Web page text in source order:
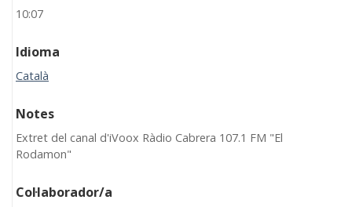
10:07
Idioma
Català
Notes
Extret del canal d'iVoox Ràdio Cabrera 107.1 FM "El
Rodamon"
Col·laborador/a